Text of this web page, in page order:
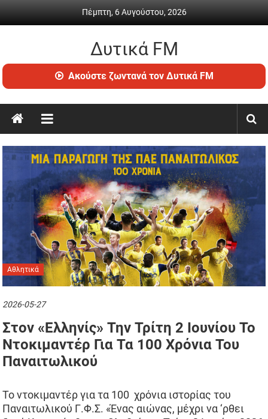
Πέμπτη, 6 Αυγούστου, 2026
Δυτικά FM
Ραδιόφωνο
•
ενημέρωση
Ακούστε ζωντανά τον Δυτικά FM
Αθλητικά
2026-05-27
Στον «Ελληνίς» Την Τρίτη 2 Ιουνίου Το
Ντοκιμαντέρ Για Τα 100 Χρόνια Του
Παναιτωλικού
Το ντοκιμαντέρ για τα 100 χρόνια ιστορίας του
Παναιτωλικού Γ.Φ.Σ. «Ένας αιώνας, μέχρι να ‘ρθει